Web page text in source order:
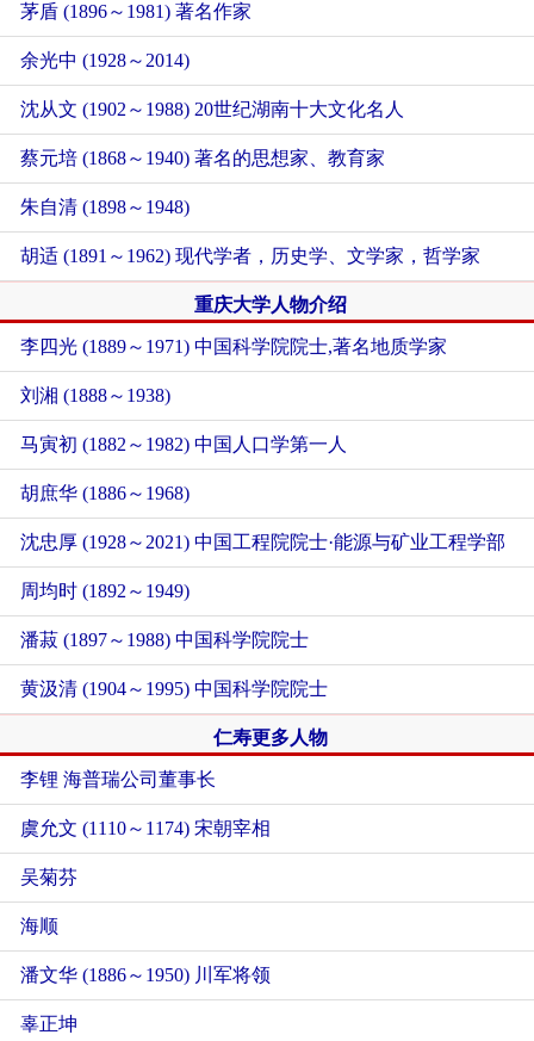
茅盾 (1896～1981) 著名作家
余光中 (1928～2014)
沈从文 (1902～1988) 20世纪湖南十大文化名人
蔡元培 (1868～1940) 著名的思想家、教育家
朱自清 (1898～1948)
胡适 (1891～1962) 现代学者，历史学、文学家，哲学家
重庆大学人物介绍
李四光 (1889～1971) 中国科学院院士,著名地质学家
刘湘 (1888～1938)
马寅初 (1882～1982) 中国人口学第一人
胡庶华 (1886～1968)
沈忠厚 (1928～2021) 中国工程院院士·能源与矿业工程学部
周均时 (1892～1949)
潘菽 (1897～1988) 中国科学院院士
黄汲清 (1904～1995) 中国科学院院士
仁寿更多人物
李锂 海普瑞公司董事长
虞允文 (1110～1174) 宋朝宰相
吴菊芬
海顺
潘文华 (1886～1950) 川军将领
辜正坤